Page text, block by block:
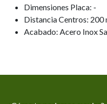
Dimensiones Placa: -
Distancia Centros: 200
Acabado: Acero Inox